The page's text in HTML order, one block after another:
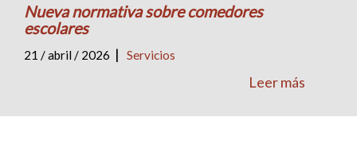
Nueva normativa sobre comedores
escolares
21 / abril / 2026 | Servicios
Leer más